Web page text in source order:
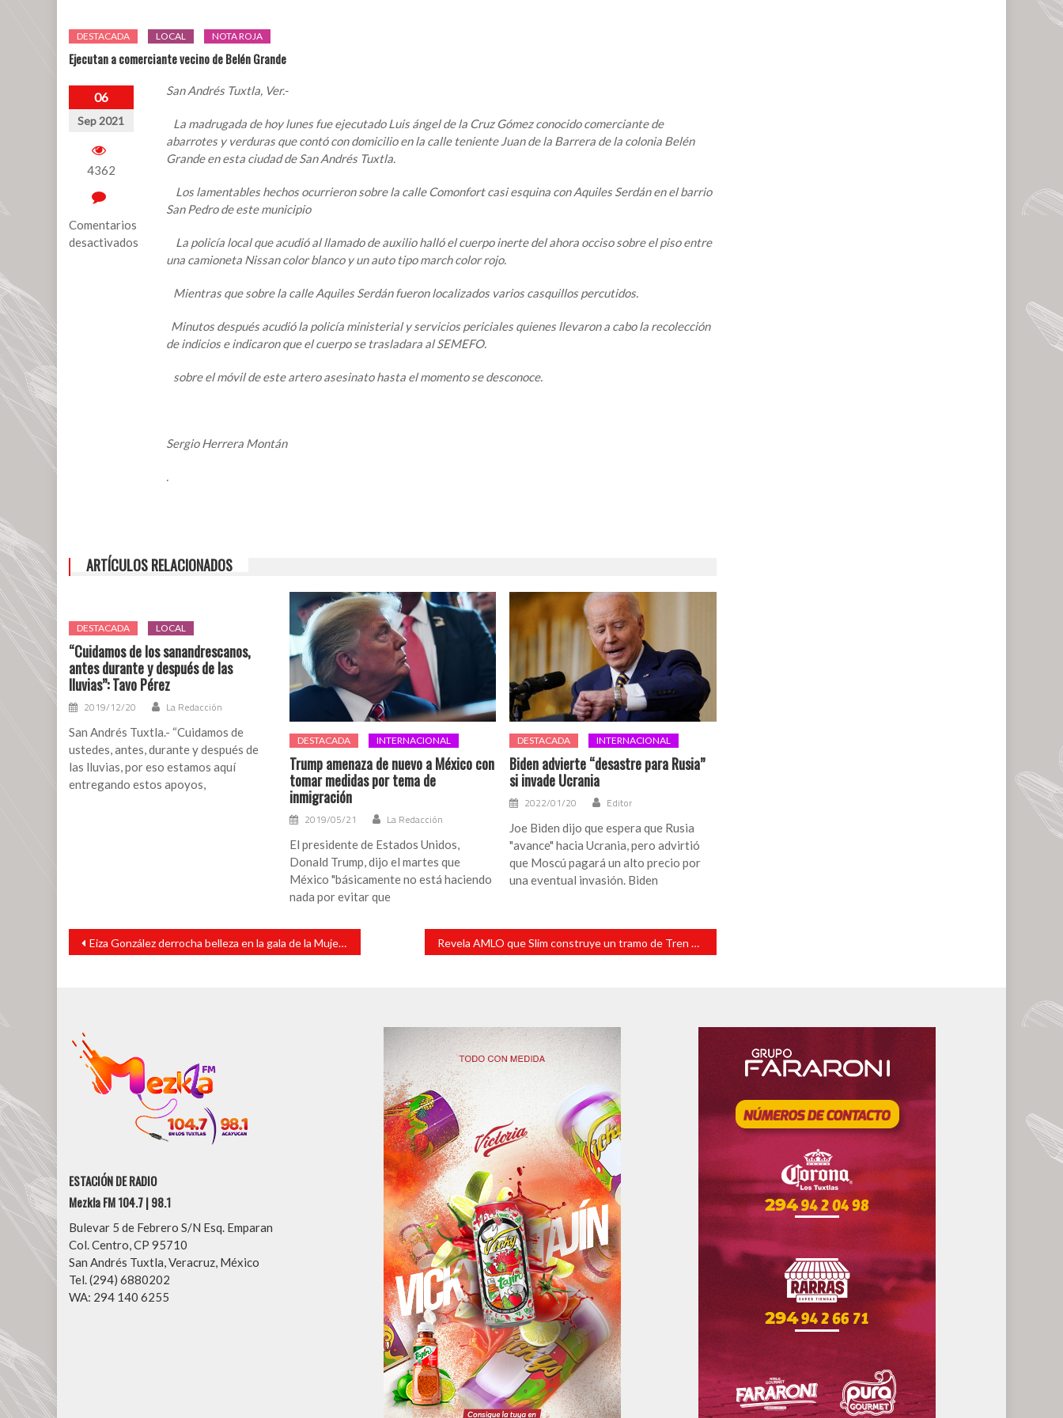
DESTACADA LOCAL NOTA ROJA
Ejecutan a comerciante vecino de Belén Grande
06
Sep 2021
4362
Comentarios
desactivados
San Andrés Tuxtla, Ver.-
La madrugada de hoy lunes fue ejecutado Luis ángel de la Cruz Gómez conocido comerciante de
abarrotes y verduras que contó con domicilio en la calle teniente Juan de la Barrera de la colonia Belén
Grande en esta ciudad de San Andrés Tuxtla.
Los lamentables hechos ocurrieron sobre la calle Comonfort casi esquina con Aquiles Serdán en el barrio
San Pedro de este municipio
La policía local que acudió al llamado de auxilio halló el cuerpo inerte del ahora occiso sobre el piso entre
una camioneta Nissan color blanco y un auto tipo march color rojo.
Mientras que sobre la calle Aquiles Serdán fueron localizados varios casquillos percutidos.
Minutos después acudió la policía ministerial y servicios periciales quienes llevaron a cabo la recolección
de indicios e indicaron que el cuerpo se trasladara al SEMEFO.
sobre el móvil de este artero asesinato hasta el momento se desconoce.
Sergio Herrera Montán
.
ARTÍCULOS RELACIONADOS
DESTACADA LOCAL
“Cuidamos de los sanandrescanos,
antes durante y después de las
lluvias”: Tavo Pérez
2019/12/20 La Redacción
San Andrés Tuxtla.- “Cuidamos de
ustedes, antes, durante y después de
las lluvias, por eso estamos aquí
entregando estos apoyos,
DESTACADA INTERNACIONAL
Trump amenaza de nuevo a México con
tomar medidas por tema de
inmigración
2019/05/21 La Redacción
El presidente de Estados Unidos,
Donald Trump, dijo el martes que
México "básicamente no está haciendo
nada por evitar que
DESTACADA INTERNACIONAL
Biden advierte “desastre para Rusia”
si invade Ucrania
2022/01/20 Editor
Joe Biden dijo que espera que Rusia
"avance" hacia Ucrania, pero advirtió
que Moscú pagará un alto precio por
una eventual invasión. Biden
Navegación
entradas
Eiza González derrocha belleza en la gala de la Mujer en el Festival de Cine de Venecia. Revela AMLO que Slim construye un tramo de Tren Maya
ESTACIÓN DE RADIO
Mezkla FM 104.7 | 98.1
Bulevar 5 de Febrero S/N Esq. Emparan
Col. Centro, CP 95710
San Andrés Tuxtla, Veracruz, México
Tel. (294) 6880202
WA: 294 140 6255